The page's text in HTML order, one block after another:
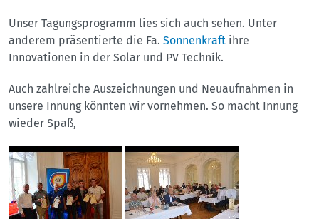
Unser Tagungsprogramm lies sich auch sehen. Unter
anderem präsentierte die Fa. Sonnenkraft ihre
Innovationen in der Solar und PV Techník.
Auch zahlreiche Auszeichnungen und Neuaufnahmen in
unsere Innung könnten wir vornehmen. So macht Innung
wieder Spaß,